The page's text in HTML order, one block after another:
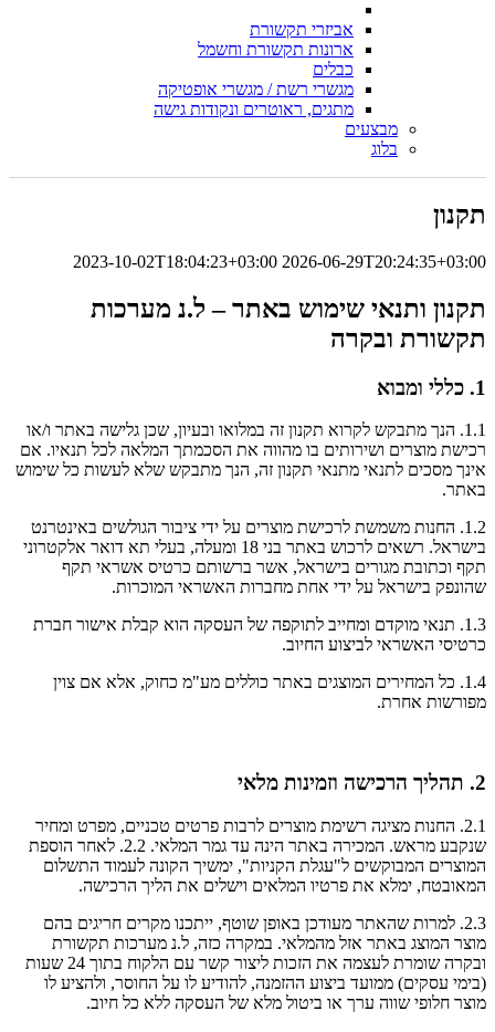
אביזרי תקשורת
ארונות תקשורת וחשמל
כבלים
מגשרי רשת / מגשרי אופטיקה
מתגים, ראוטרים ונקודות גישה
מבצעים
בלוג
תקנון
2023-10-02T18:04:23+03:00 2026-06-29T20:24:35+03:00
תקנון ותנאי שימוש באתר – ל.נ מערכות
תקשורת ובקרה
1. כללי ומבוא
1.1. הנך מתבקש לקרוא תקנון זה במלואו ובעיון, שכן גלישה באתר ו/או
רכישת מוצרים ושירותים בו מהווה את הסכמתך המלאה לכל תנאיו. אם
אינך מסכים לתנאי מתנאי תקנון זה, הנך מתבקש שלא לעשות כל שימוש
באתר.
1.2. החנות משמשת לרכישת מוצרים על ידי ציבור הגולשים באינטרנט
בישראל. רשאים לרכוש באתר בני 18 ומעלה, בעלי תא דואר אלקטרוני
תקף וכתובת מגורים בישראל, אשר ברשותם כרטיס אשראי תקף
שהונפק בישראל על ידי אחת מחברות האשראי המוכרות.
1.3. תנאי מוקדם ומחייב לתוקפה של העסקה הוא קבלת אישור חברת
כרטיסי האשראי לביצוע החיוב.
1.4. כל המחירים המוצגים באתר כוללים מע"מ כחוק, אלא אם צוין
מפורשות אחרת.
2. תהליך הרכישה וזמינות מלאי
2.1. החנות מציגה רשימת מוצרים לרבות פרטים טכניים, מפרט ומחיר
שנקבע מראש. המכירה באתר הינה עד גמר המלאי. 2.2. לאחר הוספת
המוצרים המבוקשים ל"עגלת הקניות", ימשיך הקונה לעמוד התשלום
המאובטח, ימלא את פרטיו המלאים וישלים את הליך הרכישה.
2.3. למרות שהאתר מעודכן באופן שוטף, ייתכנו מקרים חריגים בהם
מוצר המוצג באתר אזל מהמלאי. במקרה כזה, ל.נ מערכות תקשורת
ובקרה שומרת לעצמה את הזכות ליצור קשר עם הלקוח בתוך 24 שעות
(בימי עסקים) ממועד ביצוע ההזמנה, להודיע לו על החוסר, ולהציע לו
מוצר חלופי שווה ערך או ביטול מלא של העסקה ללא כל חיוב.